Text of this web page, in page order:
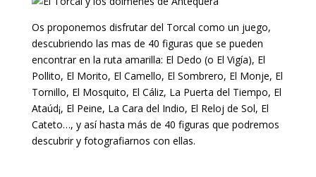
Os proponemos disfrutar del Torcal como un juego,
descubriendo las mas de 40 figuras que se pueden
encontrar en la ruta amarilla: El Dedo (o El Vigía), El
Pollito, El Morito, El Camello, El Sombrero, El Monje, El
Tornillo, El Mosquito, El Cáliz, La Puerta del Tiempo, El
Ataúd¡, El Peine, La Cara del Indio, El Reloj de Sol, El
Cateto…, y así hasta más de 40 figuras que podremos
descubrir y fotografiarnos con ellas.